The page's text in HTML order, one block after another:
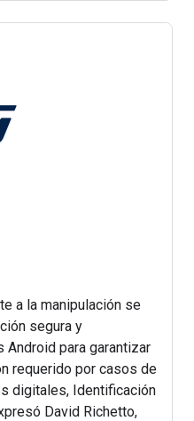
a la manipulación se
segura y
para garantizar
requerido por casos de
digitales, Identificación
David Richetto,